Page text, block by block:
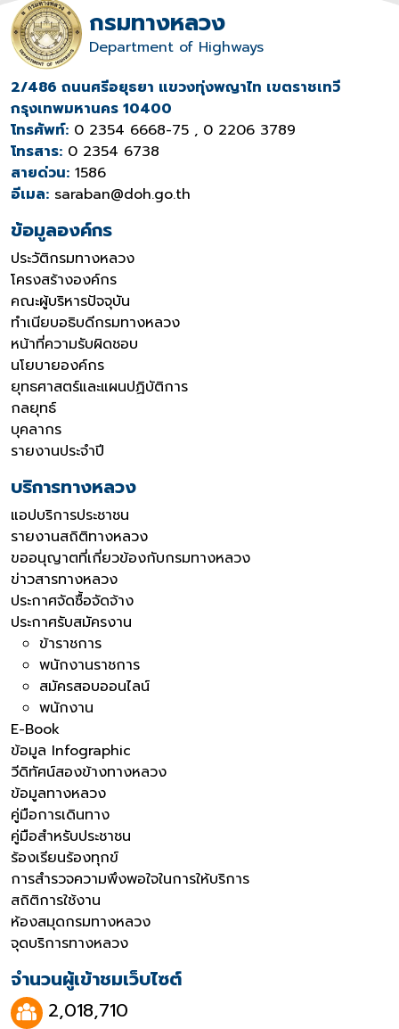
กรมทางหลวง
Department of Highways
2/486 ถนนศรีอยุธยา แขวงทุ่งพญาไท เขตราชเทวี
กรุงเทพมหานคร 10400
โทรศัพท์: 0 2354 6668-75 , 0 2206 3789
โทรสาร: 0 2354 6738
สายด่วน: 1586
อีเมล: saraban@doh.go.th
ข้อมูลองค์กร
ประวัติกรมทางหลวง
โครงสร้างองค์กร
คณะผู้บริหารปัจจุบัน
ทำเนียบอธิบดีกรมทางหลวง
หน้าที่ความรับผิดชอบ
นโยบายองค์กร
ยุทธศาสตร์และแผนปฏิบัติการ
กลยุทธ์
บุคลากร
รายงานประจำปี
บริการทางหลวง
แอปบริการประชาชน
รายงานสถิติทางหลวง
ขออนุญาตที่เกี่ยวข้องกับกรมทางหลวง
ข่าวสารทางหลวง
ประกาศจัดซื้อจัดจ้าง
ประกาศรับสมัครงาน
ข้าราชการ
พนักงานราชการ
สมัครสอบออนไลน์
พนักงาน
E-Book
ข้อมูล Infographic
วีดิทัศน์สองข้างทางหลวง
ข้อมูลทางหลวง
คู่มือการเดินทาง
คู่มือสำหรับประชาชน
ร้องเรียนร้องทุกข์
การสำรวจความพึงพอใจในการให้บริการ
สถิติการใช้งาน
ห้องสมุดกรมทางหลวง
จุดบริการทางหลวง
จำนวนผู้เข้าชมเว็บไซต์
2,018,710